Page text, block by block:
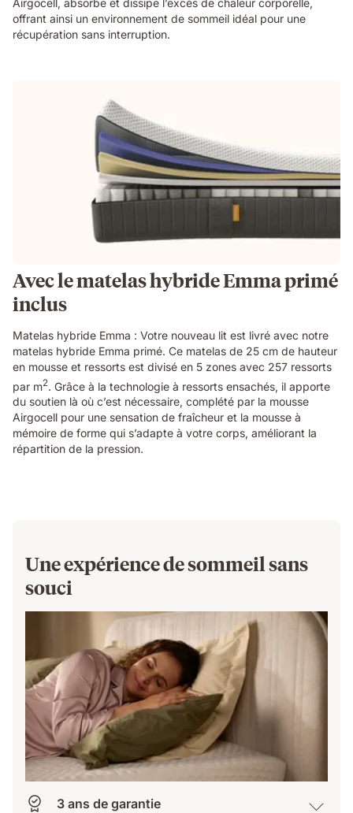
offrant ainsi un environnement de sommeil idéal pour une
récupération sans interruption.
Avec le matelas hybride Emma primé
inclus
Matelas hybride Emma : Votre nouveau lit est livré avec notre
matelas hybride Emma primé. Ce matelas de 25 cm de hauteur
en mousse et ressorts est divisé en 5 zones avec 257 ressorts
par m2
. Grâce à la technologie à ressorts ensachés, il apporte
du soutien là où c’est nécessaire, complété par la mousse
Airgocell pour une sensation de fraîcheur et la mousse à
mémoire de forme qui s’adapte à votre corps, améliorant la
répartition de la pression.
Une expérience de sommeil sans
souci
3 ans de garantie